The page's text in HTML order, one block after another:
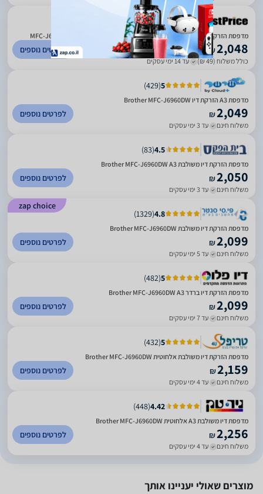
מדפסת הזרקת דיו משולבת אלחוטית כולל 2 מגשי נייר Brother דגם MFC-J6960DW
₪2,048
כולל משלוח (49 ₪) עד 14 ימי עסקים
לפרטים נוספים
5
(
429
)
מדפסת ‏A3 הזרקת דיו Brother MFC-J6960DW
₪2,049
משלוח חינם עד 3 ימי עסקים
לפרטים נוספים
4.5
(
83
)
מדפסת הזרקת דיו משולבת Brother MFC-J6960DW A3
₪2,050
משלוח חינם עד 3 ימי עסקים
לפרטים נוספים
zap choice
4.8
(
1329
)
מדפסת הזרקת דיו משולבת Brother MFC-J6960DW
₪2,099
משלוח חינם עד 5 ימי עסקים
לפרטים נוספים
5
(
482
)
מדפסת הזרקת דיו ברדר Brother MFC-J6960DW A3
₪2,099
משלוח חינם עד 7 ימי עסקים
לפרטים נוספים
5
(
432
)
מדפסת הזרקת דיו משולבת אלחוטית Brother MFC-J6960DW
₪2,159
משלוח חינם עד 4 ימי עסקים
לפרטים נוספים
4.42
(
448
)
מדפסת דיו משולבת A3 אלחוטית Brother MFC-J6960DW
₪2,256
משלוח חינם עד 4 ימי עסקים
לפרטים נוספים
מוצרים שאולי יעניינו אותך